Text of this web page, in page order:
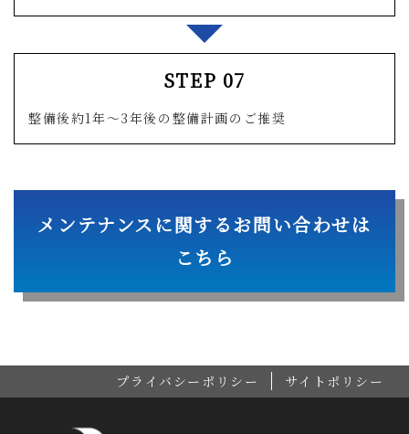
STEP 07
整備後約1年～3年後の整備計画のご推奨
メンテナンスに関するお問い合わせは
こちら
プライバシーポリシー サイトポリシー